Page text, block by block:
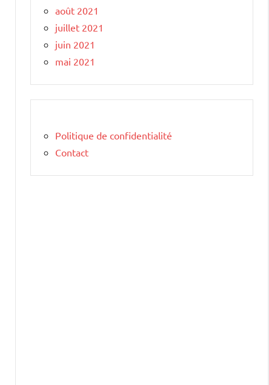
août 2021
juillet 2021
juin 2021
mai 2021
Politique de confidentialité
Contact